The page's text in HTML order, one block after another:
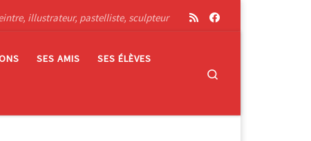
illustrateur, pastelliste, sculpteur
SES AMIS SES ÉLÈVES